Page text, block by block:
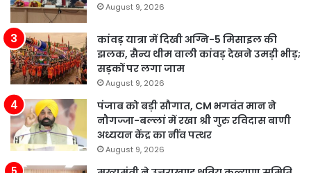
August 9, 2026
कांवड़ यात्रा में दिखी अग्नि-5 मिसाइल की
झलक, सैन्य थीम वाली कांवड़ देखने उमड़ी भीड़;
सड़कों पर लगा जाम
August 9, 2026
पंजाब को बड़ी सौगात, CM भगवंत मान ने
नौगज्जा-बल्लां में रखा श्री गुरु रविदास बाणी
अध्ययन केंद्र का नींव पत्थर
August 9, 2026